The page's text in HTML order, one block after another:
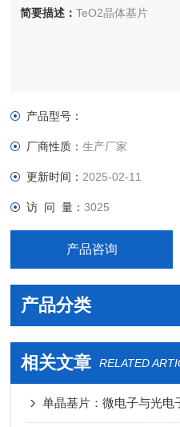
简要描述：TeO2晶体基片
产品型号：
厂商性质：生产厂家
更新时间： 2025-02-11
访 问 量：3025
产品咨询
产品分类
相关文章 RELATED
单晶基片：微电子与光电